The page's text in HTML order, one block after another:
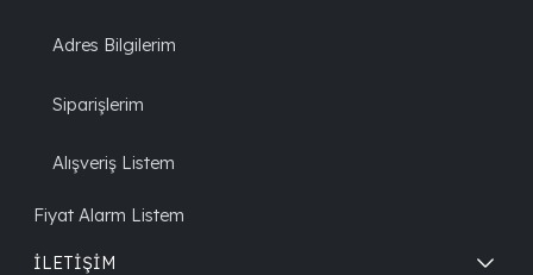
Adres Bilgilerim
Siparişlerim
Alışveriş Listem
Fiyat Alarm Listem
İLETİŞİM